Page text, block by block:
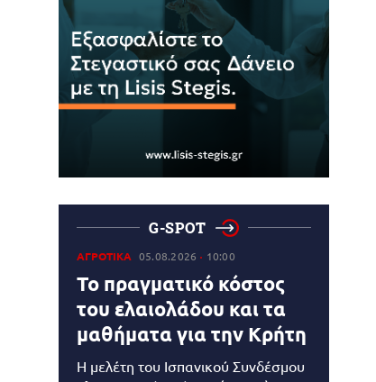
G-SPOT
ΑΓΡΟΤΙΚΑ 05.08.2026 10:00
Το πραγματικό κόστος
του ελαιολάδου και τα
μαθήματα για την Κρήτη
Η μελέτη του Ισπανικού Συνδέσμου